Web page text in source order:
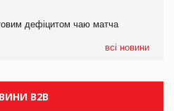
дефіцитом чаю матча
всі новини
«Хто б знав» про асортимент,
першому півріччі
B2B